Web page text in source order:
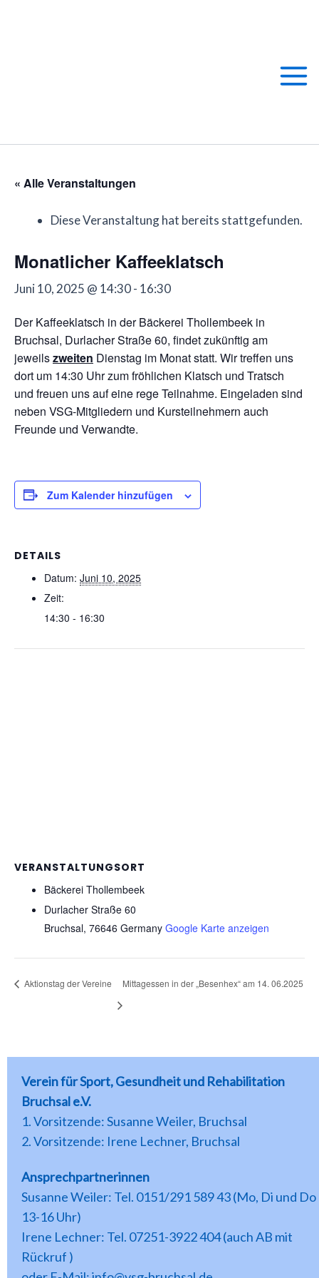
« Alle Veranstaltungen
Diese Veranstaltung hat bereits stattgefunden.
Monatlicher Kaffeeklatsch
Juni 10, 2025 @ 14:30- 16:30
Der Kaffeeklatsch in der Bäckerei Thollembeek in
Bruchsal, Durlacher Straße 60, findet zukünftig am
jeweilszweiten Dienstag im Monat statt. Wir treffen uns
dort um 14:30 Uhr zum fröhlichen Klatsch und Tratsch
und freuen uns auf eine rege Teilnahme. Eingeladen sind
neben VSG-Mitgliedern und Kursteilnehmern auch
Freunde und Verwandte.
Zum Kalender hinzufügen
DETAILS
Datum: Juni 10, 2025
Zeit:
14:30 - 16:30
VERANSTALTUNGSORT
Bäckerei Thollembeek
Durlacher Straße 60
Bruchsal, 76646 Germany Google Karte anzeigen
Aktionstag der Vereine Mittagessen in der „Besenhex“ am 14. 06.2025
Verein für Sport, Gesundheit und Rehabilitation
Bruchsal e.V.
1. Vorsitzende: Susanne Weiler, Bruchsal
2. Vorsitzende: Irene Lechner, Bruchsal
Ansprechpartnerinnen
Susanne Weiler: Tel. 0151/291 589 43 (Mo, Di und Do
13-16 Uhr)
Irene Lechner: Tel. 07251-3922 404 (auch AB mit
Rückruf )